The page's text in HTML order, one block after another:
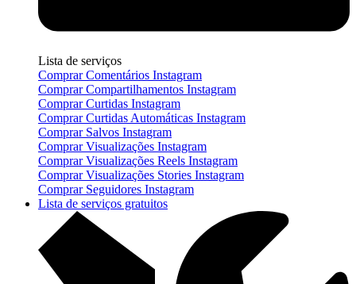
Lista de serviços
Comprar Comentários Instagram
Comprar Compartilhamentos Instagram
Comprar Curtidas Instagram
Comprar Curtidas Automáticas Instagram
Comprar Salvos Instagram
Comprar Visualizações Instagram
Comprar Visualizações Reels Instagram
Comprar Visualizações Stories Instagram
Comprar Seguidores Instagram
Lista de serviços gratuitos